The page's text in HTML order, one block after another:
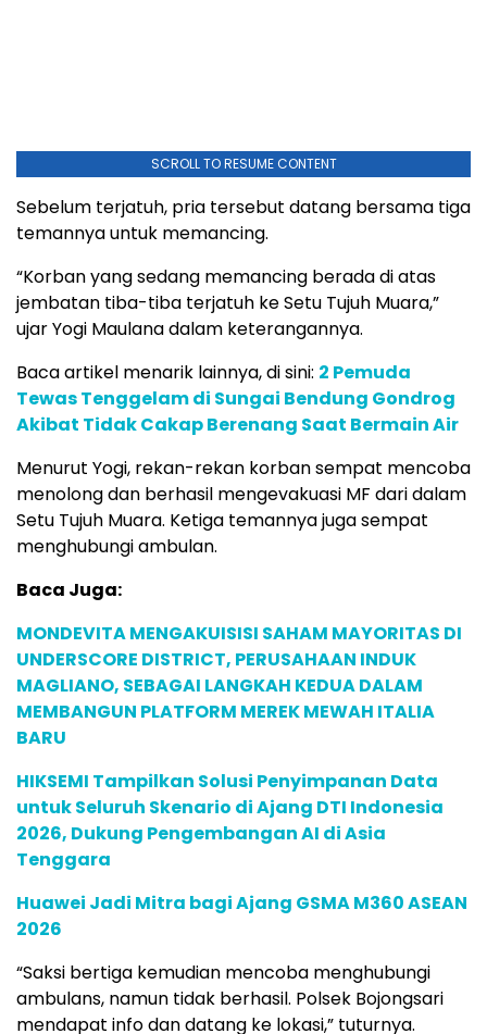
SCROLL TO RESUME CONTENT
Sebelum terjatuh, pria tersebut datang bersama tiga
temannya untuk memancing.
“Korban yang sedang memancing berada di atas
jembatan tiba-tiba terjatuh ke Setu Tujuh Muara,”
ujar Yogi Maulana dalam keterangannya.
Baca artikel menarik lainnya, di sini: 2 Pemuda
Tewas Tenggelam di Sungai Bendung Gondrog
Akibat Tidak Cakap Berenang Saat Bermain Air
Menurut Yogi, rekan-rekan korban sempat mencoba
menolong dan berhasil mengevakuasi MF dari dalam
Setu Tujuh Muara. Ketiga temannya juga sempat
menghubungi ambulan.
Baca Juga:
MONDEVITA MENGAKUISISI SAHAM MAYORITAS DI
UNDERSCORE DISTRICT, PERUSAHAAN INDUK
MAGLIANO, SEBAGAI LANGKAH KEDUA DALAM
MEMBANGUN PLATFORM MEREK MEWAH ITALIA
BARU
HIKSEMI Tampilkan Solusi Penyimpanan Data
untuk Seluruh Skenario di Ajang DTI Indonesia
2026, Dukung Pengembangan AI di Asia
Tenggara
Huawei Jadi Mitra bagi Ajang GSMA M360 ASEAN
2026
“Saksi bertiga kemudian mencoba menghubungi
ambulans, namun tidak berhasil. Polsek Bojongsari
mendapat info dan datang ke lokasi,” tuturnya.